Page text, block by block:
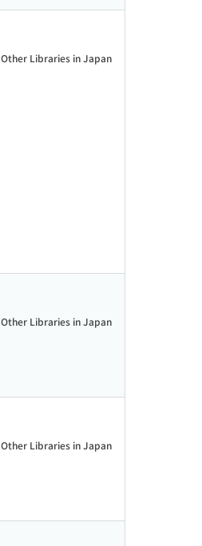
Other Libraries in Japan
Other Libraries in Japan
Other Libraries in Japan